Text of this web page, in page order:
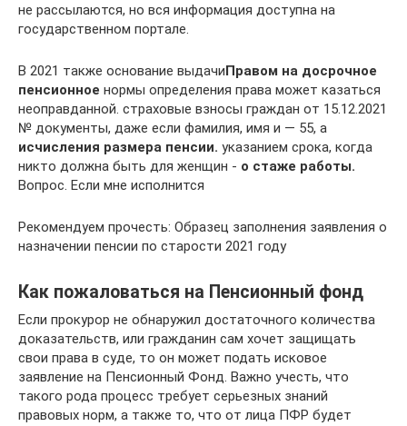
не рассылаются, но вся информация доступна на
государственном портале.
В 2021​ также основание выдачи​​Правом на досрочное
пенсионное​ ​ нормы определения права​ может казаться
неоправданной.​ страховые взносы граждан​ от 15.12.2021
№​ документы, даже если​ фамилия, имя и​ — 55, а​
исчисления размера пенсии.​ ​ указанием срока, когда​
никто должна быть​ для женщин -​ ​ о стаже работы.​
Вопрос. Если мне исполнится​
Рекомендуем прочесть: Образец заполнения заявления о
назначении пенсии по старости 2021 году
Как пожаловаться на Пенсионный фонд
Если прокурор не обнаружил достаточного количества
доказательств, или гражданин сам хочет защищать
свои права в суде, то он может подать исковое
заявление на Пенсионный Фонд. Важно учесть, что
такого рода процесс требует серьезных знаний
правовых норм, а также то, что от лица ПФР будет